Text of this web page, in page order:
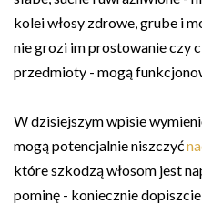
kolei włosy zdrowe, grube i
nie grozi im prostowanie czy
przedmioty - mogą
W dzisiejszym wpisie
mogą potencjalnie niszczyć
które szkodzą włosom jest
pominę - koniecznie